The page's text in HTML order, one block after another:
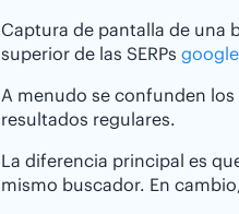
Captura de pantalla de una
superior de las SERPs
A menudo se confunden
resultados regulares.
La diferencia principal es
mismo buscador. En